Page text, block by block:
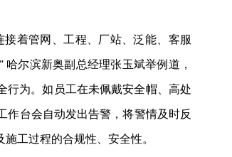
着管网、工程、厂站、泛能、客服
尔滨新奥副总经理张玉斌举例道，
行为。如员工在未佩戴安全帽、高处
作台会自动发出告警，将警情及时反
工过程的合规性、安全性。